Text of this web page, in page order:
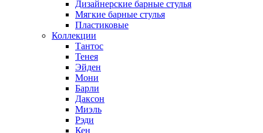
Дизайнерские барные стулья
Мягкие барные стулья
Пластиковые
Коллекции
Тантос
Тенея
Эйден
Мони
Барли
Даксон
Миэль
Рэди
Кен